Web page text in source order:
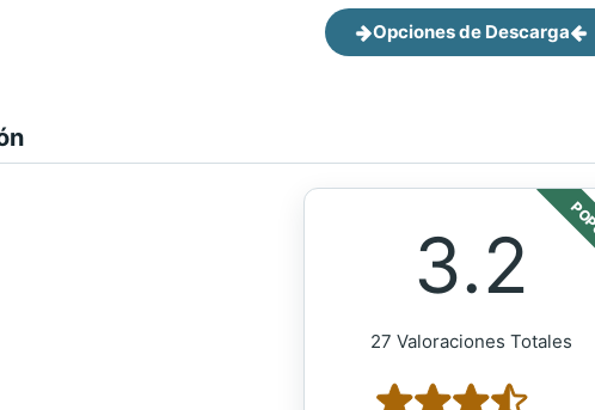
Opciones de Descarga
3.2
27 Valoraciones Totales